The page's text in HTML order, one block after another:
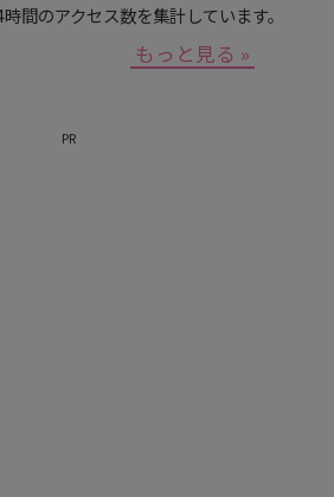
間のアクセス数を集計しています。
もっと見る »
PR